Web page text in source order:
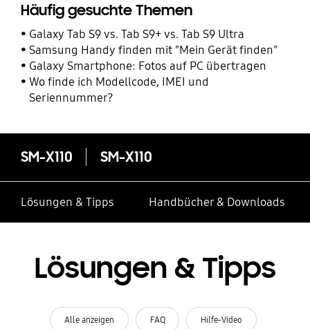
Häufig gesuchte Themen
Galaxy Tab S9 vs. Tab S9+ vs. Tab S9 Ultra
Samsung Handy finden mit "Mein Gerät finden"
Galaxy Smartphone: Fotos auf PC übertragen
Wo finde ich Modellcode, IMEI und
Seriennummer?
SM-X110 SM-X110
Lösungen & Tipps Handbücher & Downloads
Lösungen & Tipps
Alle anzeigen FAQ Hilfe-Video